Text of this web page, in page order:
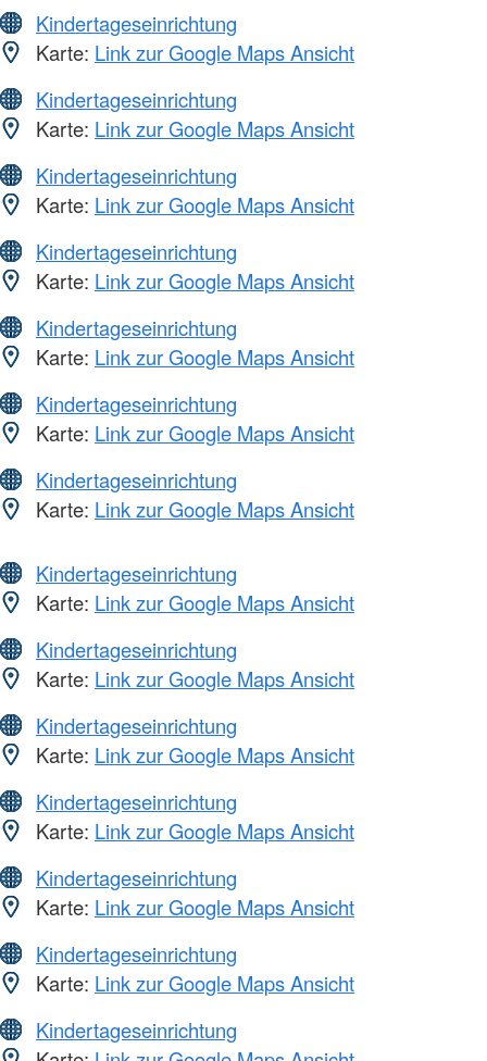
Kindertageseinrichtung
Karte: Link zur Google Maps Ansicht
Kindertageseinrichtung
Karte: Link zur Google Maps Ansicht
Kindertageseinrichtung
Karte: Link zur Google Maps Ansicht
Kindertageseinrichtung
Karte: Link zur Google Maps Ansicht
Kindertageseinrichtung
Karte: Link zur Google Maps Ansicht
Kindertageseinrichtung
Karte: Link zur Google Maps Ansicht
Kindertageseinrichtung
Karte: Link zur Google Maps Ansicht
Kindertageseinrichtung
Karte: Link zur Google Maps Ansicht
Kindertageseinrichtung
Karte: Link zur Google Maps Ansicht
Kindertageseinrichtung
Karte: Link zur Google Maps Ansicht
Kindertageseinrichtung
Karte: Link zur Google Maps Ansicht
Kindertageseinrichtung
Karte: Link zur Google Maps Ansicht
Kindertageseinrichtung
Karte: Link zur Google Maps Ansicht
Kindertageseinrichtung